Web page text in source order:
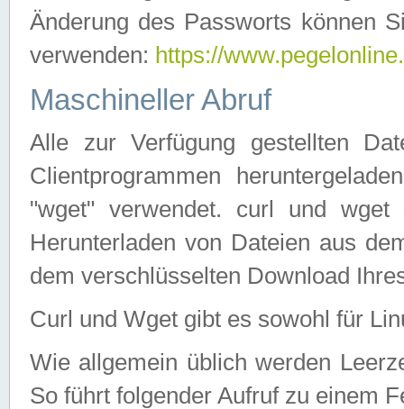
Änderung des Passworts können
verwenden: https://
Maschineller Abruf
Alle zur Verfügung gestellten
Clientprogrammen
"wget" verwendet. curl und wget
Herunterladen von Dateien aus
dem verschlüsselten Download
Curl und Wget gibt es sowohl für
Wie allgemein üblich werden
So führt folgender Aufruf zu einem